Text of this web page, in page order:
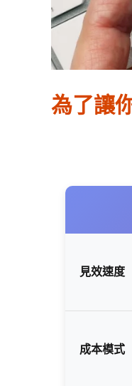
為了讓
見效速度
成本模式